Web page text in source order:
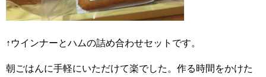
↑ウインナーとハムの詰め合わせセットです。
朝ごはんに手軽にいただけて楽でした。作る時間をかけた